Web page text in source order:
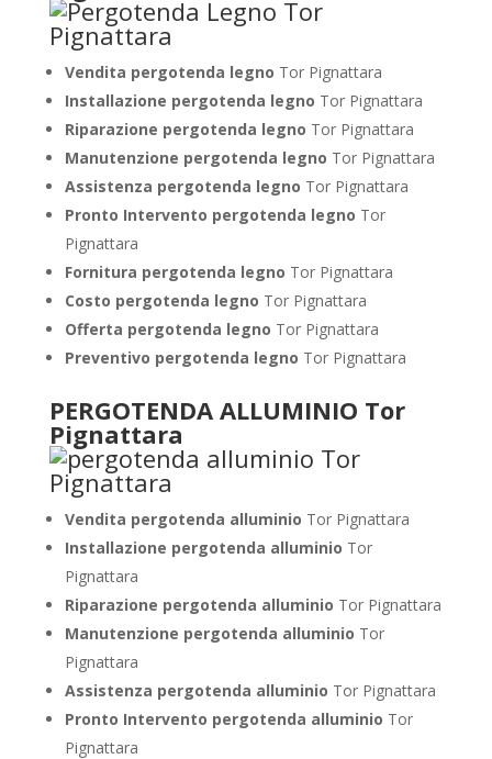
Vendita pergotenda legno Tor Pignattara
Installazione pergotenda legno Tor Pignattara
Riparazione pergotenda legno Tor Pignattara
Manutenzione pergotenda legno Tor Pignattara
Assistenza pergotenda legno Tor Pignattara
Pronto Intervento pergotenda legno Tor
Pignattara
Fornitura pergotenda legno Tor Pignattara
Costo pergotenda legno Tor Pignattara
Offerta pergotenda legno Tor Pignattara
Preventivo pergotenda legno Tor Pignattara
PERGOTENDA ALLUMINIO Tor
Pignattara
Vendita pergotenda alluminio Tor Pignattara
Installazione pergotenda alluminio Tor
Pignattara
Riparazione pergotenda alluminio Tor Pignattara
Manutenzione pergotenda alluminio Tor
Pignattara
Assistenza pergotenda alluminio Tor Pignattara
Pronto Intervento pergotenda alluminio Tor
Pignattara